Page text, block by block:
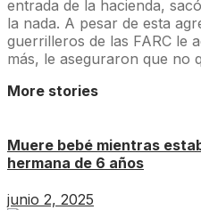
entrada de la hacienda,
la nada. A pesar de esta
guerrilleros de las FARC le
más, le aseguraron que no
More stories
Muere bebé mientras
hermana de 6 años
junio 2, 2025